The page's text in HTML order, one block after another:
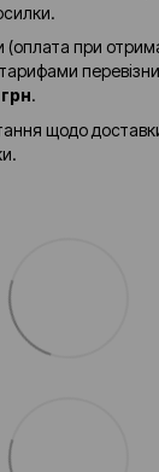
(оплата при
.
щодо